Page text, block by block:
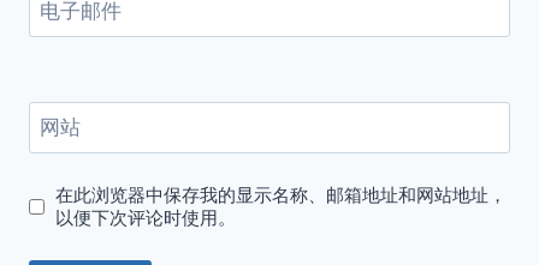
电子邮件
网站
在此浏览器中保存我的显示名称、邮箱地址和网站地址，
以便下次评论时使用。